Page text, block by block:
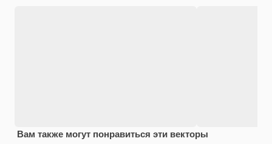
Вам также могут понравиться эти векторы